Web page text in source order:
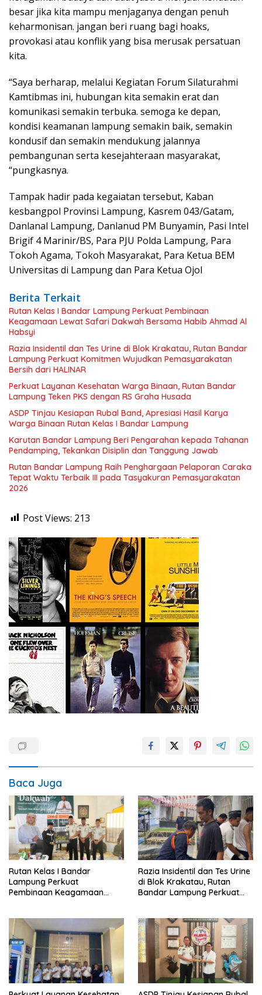
besar jika kita mampu menjaganya dengan penuh
keharmonisan. jangan beri ruang bagi hoaks,
provokasi atau konflik yang bisa merusak persatuan
kita.
“Saya berharap, melalui Kegiatan Forum Silaturahmi
Kamtibmas ini, hubungan kita semakin erat dan
komunikasi semakin terbuka. semoga ke depan,
kondisi keamanan lampung semakin baik, semakin
kondusif dan semakin mendukung jalannya
pembangunan serta kesejahteraan masyarakat,
“pungkasnya.
Tampak hadir pada kegaiatan tersebut, Kaban
kesbangpol Provinsi Lampung, Kasrem 043/Gatam,
Danlanal Lampung, Danlanud PM Bunyamin, Pasi Intel
Brigif 4 Marinir/BS, Para PJU Polda Lampung, Para
Tokoh Agama, Tokoh Masyarakat, Para Ketua BEM
Universitas di Lampung dan Para Ketua Ojol
Berita Terkait
Rutan Kelas I Bandar Lampung Perkuat Pembinaan
Keagamaan Lewat Safari Dakwah Bersama Habib Ahmad Al
Habsyi
Razia Insidentil dan Tes Urine di Blok Krakatau, Rutan Bandar
Lampung Perkuat Komitmen Wujudkan Pemasyarakatan
Bersih dari HALINAR
Perkuat Layanan Kesehatan Warga Binaan, Rutan Bandar
Lampung Teken PKS dengan RS Graha Husada
ASDP Tinjau Kesiapan Rubal Band, Apresiasi Hasil Karya
Warga Binaan Rutan Kelas I Bandar Lampung
Karutan Bandar Lampung Beri Pengarahan kepada Tahanan
Pendamping, Tekankan Disiplin dan Tanggung Jawab
Rutan Bandar Lampung Raih Penghargaan Pelaporan Caraka
Tepat Waktu Terbaik III pada Tasyakuran Pemasyarakatan
2026
Post Views: 213
Baca Juga
Rutan Kelas I Bandar
Lampung Perkuat
Pembinaan Keagamaan
Habsyi
Razia Insidentil dan Tes Urine
di Blok Krakatau, Rutan
Bandar Lampung Perkuat
HALINAR